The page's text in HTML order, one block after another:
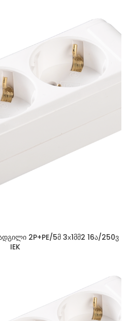
2P+PE/5მ 3х1მმ2 16ა/250ვ
IEK